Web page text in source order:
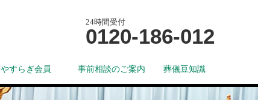
24時間受付
0120-186-012
やすらぎ会員 事前相談のご案内 葬儀豆知識